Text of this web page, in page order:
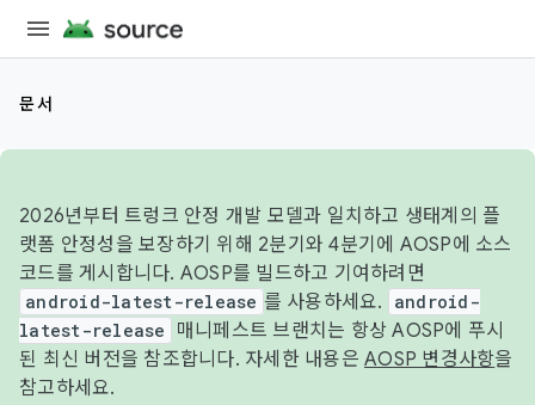
문서
2026년부터 트렁크 안정 개발 모델과 일치하고 생태계의 플
랫폼 안정성을 보장하기 위해 2분기와 4분기에 AOSP에 소스
코드를 게시합니다. AOSP를 빌드하고 기여하려면
android-latest-release 를 사용하세요.
android-
latest-release
매니페스트 브랜치는 항상 AOSP에 푸시
된 최신 버전을 참조합니다. 자세한 내용은 AOSP 변경사항을
참고하세요.